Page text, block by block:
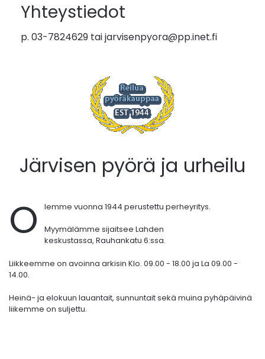
Yhteystiedot
p. 03-7824629 taijarvisenpyora@pp.inet.fi
Järvisen pyörä ja urheilu
O
lemme vuonna 1944 perustettu perheyritys.
Myymälämme sijaitsee Lahden
keskustassa, Rauhankatu 6:ssa.
Liikkeemme on avoinna arkisin Klo. 09.00 - 18.00 ja La 09.00 -
14.00.
Heinä- ja elokuun lauantait, sunnuntait sekä muina pyhäpäivinä
liikemme on suljettu.